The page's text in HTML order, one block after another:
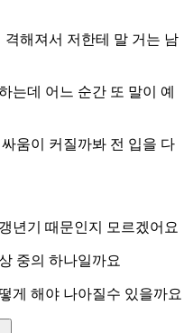
해져서 저한테 말 거는 남
는데 어느 순간 또 말이 예
움이 커질까봐 전 입을 다
년기 때문인지 모르겠어요
중의 하나일까요
게 해야 나아질수 있을까요